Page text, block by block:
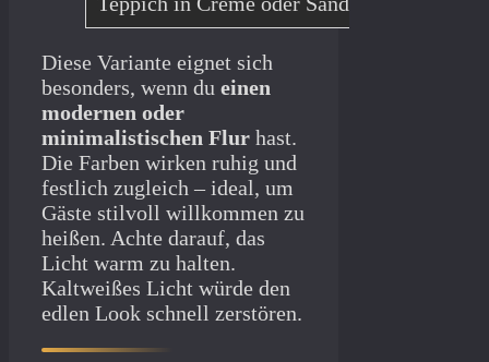
Diese Variante eignet sich
besonders, wenn du einen
modernen oder
minimalistischen Flur hast.
Die Farben wirken ruhig und
festlich zugleich – ideal, um
Gäste stilvoll willkommen zu
heißen. Achte darauf, das
Licht warm zu halten.
Kaltweißes Licht würde den
edlen Look schnell zerstören.